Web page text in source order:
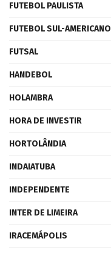
FUTEBOL PAULISTA
FUTEBOL SUL-AMERICANO
FUTSAL
HANDEBOL
HOLAMBRA
HORA DE INVESTIR
HORTOLÂNDIA
INDAIATUBA
INDEPENDENTE
INTER DE LIMEIRA
IRACEMÁPOLIS